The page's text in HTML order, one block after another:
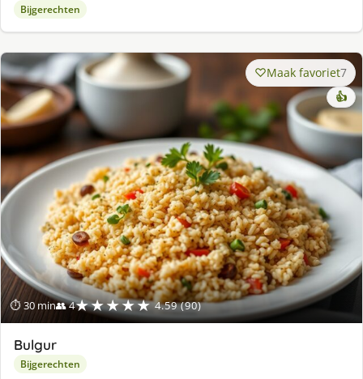
Bijgerechten
⏱ 30 min👥 4★★★★★ 4.59 (90)
Maak favoriet7
👍
Bulgur
Bijgerechten